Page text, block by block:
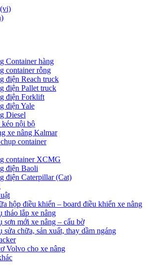
Container hàng
container rỗng
điện Reach truck
điện Pallet truck
điện Forklift
điện Yale
Diesel
kéo nội bộ
xe nâng Kalmar
container
container XCMG
điện Baoli
điện Caterpillar (Cat)
hộp điều khiển – board điều khiển xe nâng
tháo lắp xe nâng
sơn mới xe nâng – cẩu bờ
sửa chữa, sản xuất, thay dầm ngáng
Volvo cho xe nâng